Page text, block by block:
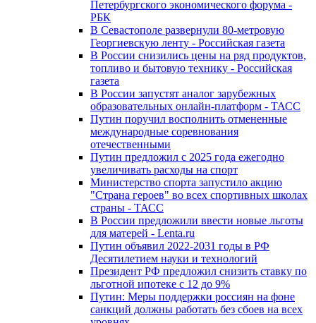
Петербургского экономического форума -
РБК
В Севастополе развернули 80-метровую
Георгиевскую ленту - Российская газета
В России снизились цены на ряд продуктов,
топливо и бытовую технику - Российская
газета
В России запустят аналог зарубежных
образовательных онлайн-платформ - ТАСС
Путин поручил восполнить отмененные
международные соревнования
отечественными
Путин предложил с 2025 года ежегодно
увеличивать расходы на спорт
Министерство спорта запустило акцию
"Страна героев" во всех спортивных школах
страны - ТАСС
В России предложили ввести новые льготы
для матерей - Lenta.ru
Путин объявил 2022-2031 годы в РФ
Десятилетием науки и технологий
Президент РФ предложил снизить ставку по
льготной ипотеке с 12 до 9%
Путин: Меры поддержки россиян на фоне
санкций должны работать без сбоев на всех